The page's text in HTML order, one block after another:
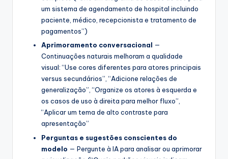
um sistema de agendamento de hospital incluindo
paciente, médico, recepcionista e tratamento de
pagamentos”)
Aprimoramento conversacional —
Continuações naturais melhoram a qualidade
visual: “Use cores diferentes para atores principais
versus secundários”, “Adicione relações de
generalização”, “Organize os atores à esquerda e
os casos de uso à direita para melhor fluxo”,
“Aplicar um tema de alto contraste para
apresentação”
Perguntas e sugestões conscientes do
modelo — Pergunte à IA para analisar ou aprimorar